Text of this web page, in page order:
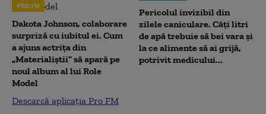
PRO FM
Dakota Johnson, colaborare
surpriză cu iubitul ei. Cum
a ajuns actrița din
„Materialiștii” să apară pe
noul album al lui Role
Model
Descarcă aplicația Pro FM
Pericolul invizibil din
zilele caniculare. Câți litri
de apă trebuie să bei vara și
la ce alimente să ai grijă,
potrivit medicului...